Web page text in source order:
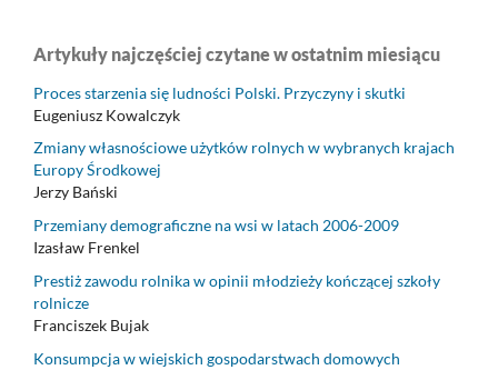
Artykuły najczęściej czytane w ostatnim miesiącu
Proces starzenia się ludności Polski. Przyczyny i skutki
Eugeniusz Kowalczyk
Zmiany własnościowe użytków rolnych w wybranych krajach
Europy Środkowej
Jerzy Bański
Przemiany demograficzne na wsi w latach 2006-2009
Izasław Frenkel
Prestiż zawodu rolnika w opinii młodzieży kończącej szkoły
rolnicze
Franciszek Bujak
Konsumpcja w wiejskich gospodarstwach domowych